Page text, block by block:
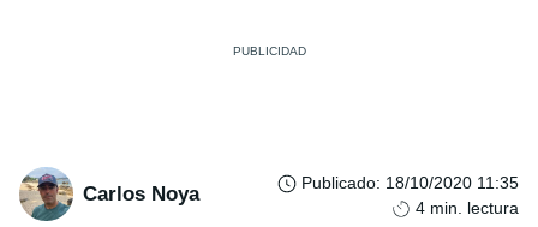
Carlos Noya Publicado: 18/10/2020 11:35
4 min. lectura